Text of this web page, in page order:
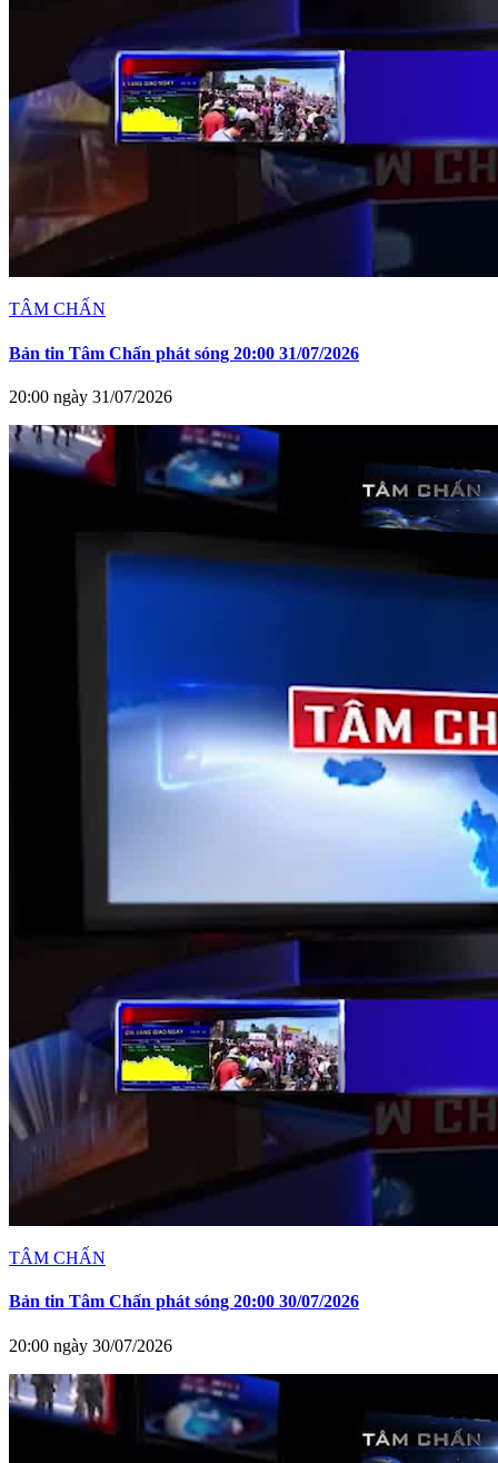
TÂM CHẤN
Bản tin Tâm Chấn phát sóng 20:00 31/07/2026
20:00 ngày 31/07/2026
TÂM CHẤN
Bản tin Tâm Chấn phát sóng 20:00 30/07/2026
20:00 ngày 30/07/2026